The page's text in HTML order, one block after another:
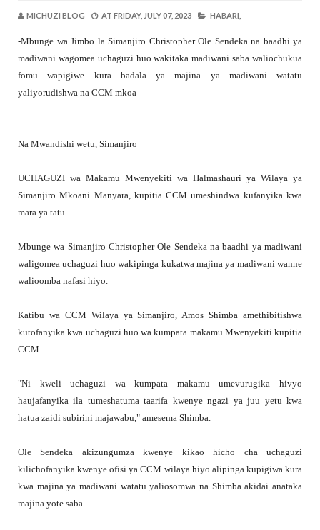
MICHUZI BLOG AT FRIDAY, JULY 07, 2023 HABARI,
-Mbunge wa Jimbo la Simanjiro Christopher Ole Sendeka na baadhi ya
madiwani wagomea uchaguzi huo wakitaka madiwani saba waliochukua
fomu wapigiwe kura badala ya majina ya madiwani watatu
yaliyorudishwa na CCM mkoa
Na Mwandishi wetu, Simanjiro
UCHAGUZI wa Makamu Mwenyekiti wa Halmashauri ya Wilaya ya
Simanjiro Mkoani Manyara, kupitia CCM umeshindwa kufanyika kwa
mara ya tatu.
Mbunge wa Simanjiro Christopher Ole Sendeka na baadhi ya madiwani
waligomea uchaguzi huo wakipinga kukatwa majina ya madiwani wanne
walioomba nafasi hiyo.
Katibu wa CCM Wilaya ya Simanjiro, Amos Shimba amethibitishwa
kutofanyika kwa uchaguzi huo wa kumpata makamu Mwenyekiti kupitia
CCM.
"Ni kweli uchaguzi wa kumpata makamu umevurugika hivyo
haujafanyika ila tumeshatuma taarifa kwenye ngazi ya juu yetu kwa
hatua zaidi subirini majawabu," amesema Shimba.
Ole Sendeka akizungumza kwenye kikao hicho cha uchaguzi
kilichofanyika kwenye ofisi ya CCM wilaya hiyo alipinga kupigiwa kura
kwa majina ya madiwani watatu yaliosomwa na Shimba akidai anataka
majina yote saba.